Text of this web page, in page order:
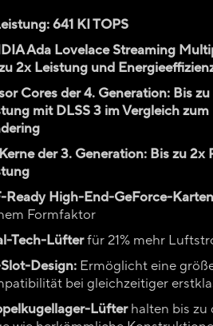
641 KI TOPS
Ada Lovelace Streaming
2x Leistung und
Cores der 4. Generation: Bis
mit DLSS 3 im Vergleich
der 3. Generation: Bis zu 2x
Ready High-End-GeForce-Karten
Formfaktor
Tech-Lüfterfür 21% mehr
Design: Ermöglicht eine
bei gleichzeitiger
Lüfterhalten bis zu